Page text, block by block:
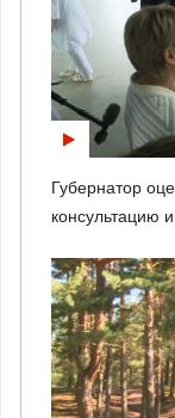
Губернатор
консультацию и